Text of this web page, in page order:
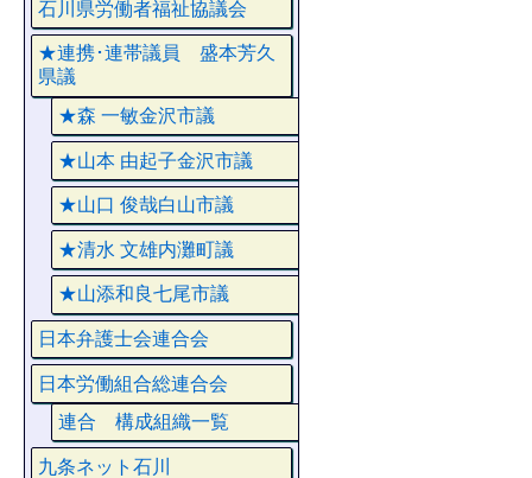
石川県労働者福祉協議会
★連携･連帯議員 盛本芳久
県議
★森 一敏金沢市議
★山本 由起子金沢市議
★山口 俊哉白山市議
★清水 文雄内灘町議
★山添和良七尾市議
日本弁護士会連合会
日本労働組合総連合会
連合 構成組織一覧
九条ネット石川